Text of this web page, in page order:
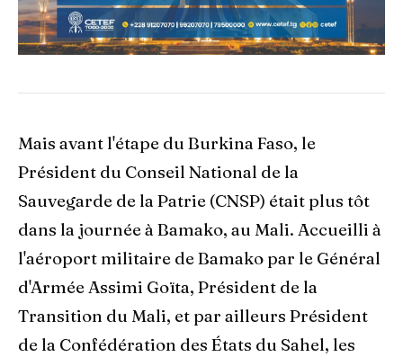
Mais avant l'étape du Burkina Faso, le
Président du Conseil National de la
Sauvegarde de la Patrie (CNSP) était plus tôt
dans la journée à Bamako, au Mali. Accueilli à
l'aéroport militaire de Bamako par le Général
d'Armée Assimi Goïta, Président de la
Transition du Mali, et par ailleurs Président
de la Confédération des États du Sahel, les